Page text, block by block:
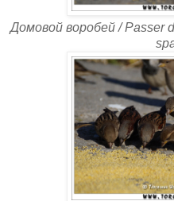
Домовой воробей / Passer